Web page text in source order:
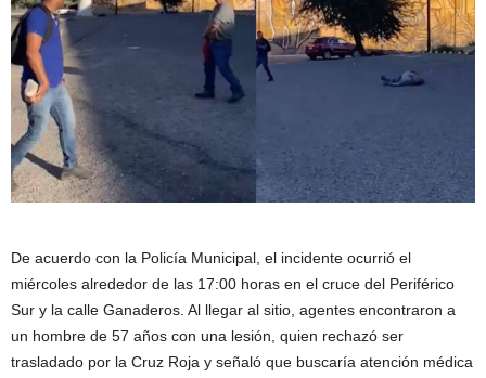
De acuerdo con la Policía Municipal, el incidente ocurrió el
miércoles alrededor de las 17:00 horas en el cruce del Periférico
Sur y la calle Ganaderos. Al llegar al sitio, agentes encontraron a
un hombre de 57 años con una lesión, quien rechazó ser
trasladado por la Cruz Roja y señaló que buscaría atención médica